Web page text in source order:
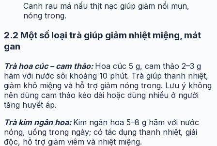
Canh rau má nấu thịt nạc giúp giảm nổi mụn,
nóng trong.
2.2 Một số loại trà giúp giảm nhiệt miệng, mát
gan
Trà hoa cúc – cam thảo: Hoa cúc 5 g, cam thảo 2–3 g
hãm với nước sôi khoảng 10 phút. Trà giúp thanh nhiệt,
giảm khô miệng và hỗ trợ giảm nóng trong. Lưu ý không
nên dùng cam thảo kéo dài hoặc dùng nhiều ở người
tăng huyết áp.
Trà kim ngân hoa: Kim ngân hoa 5–8 g hãm với nước
nóng, uống trong ngày; có tác dụng thanh nhiệt, giải
độc, hỗ trợ giảm viêm và nhiệt miệng.